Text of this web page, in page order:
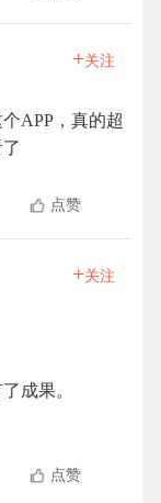
+关注
APP，真的超
点赞
+关注
成果。
点赞